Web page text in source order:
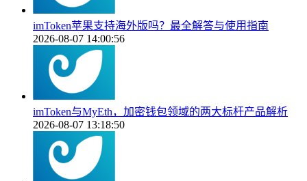
imToken苹果支持海外版吗？最全解答与使用指南
2026-08-07 14:00:56
imToken与MyEth，加密钱包领域的两大标杆产品解析
2026-08-07 13:18:50